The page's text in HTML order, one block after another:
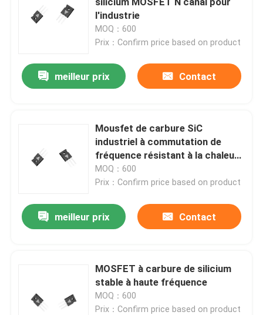
l'industrie
MOQ：600
Prix：Confirm price based on product
meilleur prix Contact
Mousfet de carbure SiC
industriel à commutation de
fréquence résistant à la chaleur
durable
MOQ：600
Prix：Confirm price based on product
meilleur prix Contact
MOSFET à carbure de silicium
stable à haute fréquence
MOQ：600
Prix：Confirm price based on product